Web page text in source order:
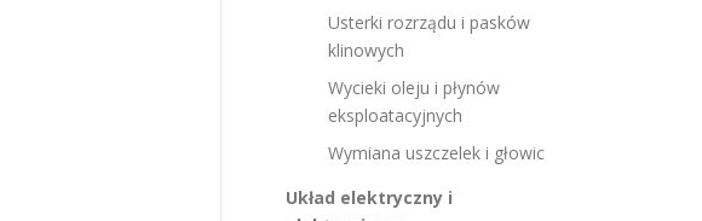
Usterki rozrządu i pasków
klinowych
Wycieki oleju i płynów
eksploatacyjnych
Wymiana uszczelek i głowic
Układ elektryczny i